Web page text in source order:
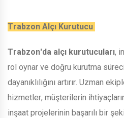
Trabzon Alçı Kurutucu
Trabzon'da alçı kurutucuları,
rol oynar ve doğru kurutma
dayanıklılığını artırır. Uzman
hizmetler, müşterilerin
inşaat projelerinin başarılı bir